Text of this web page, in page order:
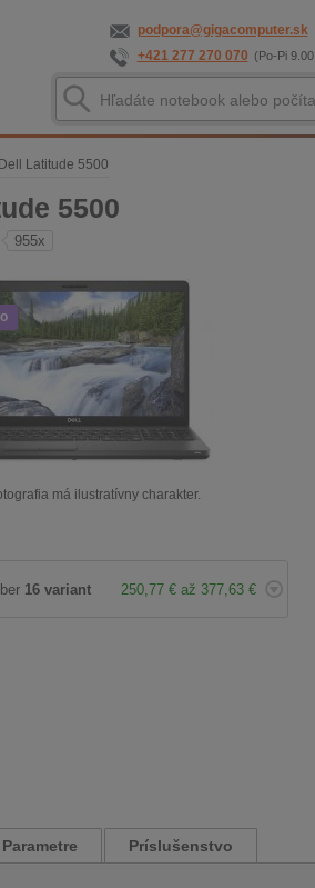
podpora@gigacomputer.sk
+421 277 270 070 (Po-Pi
Dell Latitude 5500
5500
955x
má ilustratívny charakter.
16 variant 250,77 € až 377,63 €
Parametre Príslušenstvo